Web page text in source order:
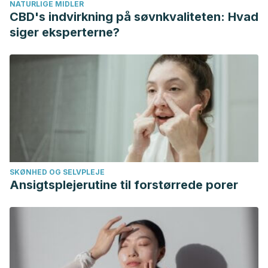
NATURLIGE MIDLER
CBD's indvirkning på søvnkvaliteten: Hvad
siger eksperterne?
SKØNHED OG SELVPLEJE
Ansigtsplejerutine til forstørrede porer